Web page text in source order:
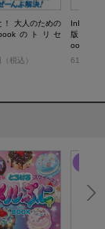
！ 大人のための
のトリセ
税込）
InRed
版 大人
ookのト
616円（